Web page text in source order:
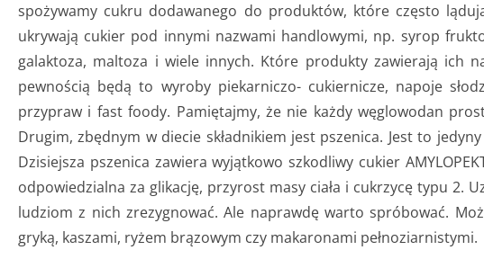
spożywamy cukru dodawanego do produktów, które często
ukrywają cukier pod innymi nazwami handlowymi, np. syrop
galaktoza, maltoza i wiele innych. Które produkty zawierają ich
pewnością będą to wyroby piekarniczo- cukiernicze, napoje
przypraw i fast foody. Pamiętajmy, że nie każdy węglowodan
Drugim, zbędnym w diecie składnikiem jest pszenica. Jest to
Dzisiejsza pszenica zawiera wyjątkowo szkodliwy cukier
odpowiedzialna za glikację, przyrost masy ciała i cukrzycę typu 2.
ludziom z nich zrezygnować. Ale naprawdę warto spróbować.
gryką, kaszami, ryżem brązowym czy makaronami pełnoziarnistymi.